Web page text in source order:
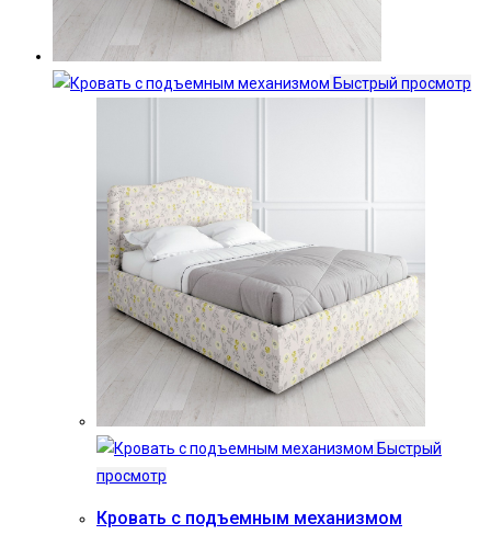
Быстрый просмотр
Быстрый
просмотр
Кровать с подъемным механизмом